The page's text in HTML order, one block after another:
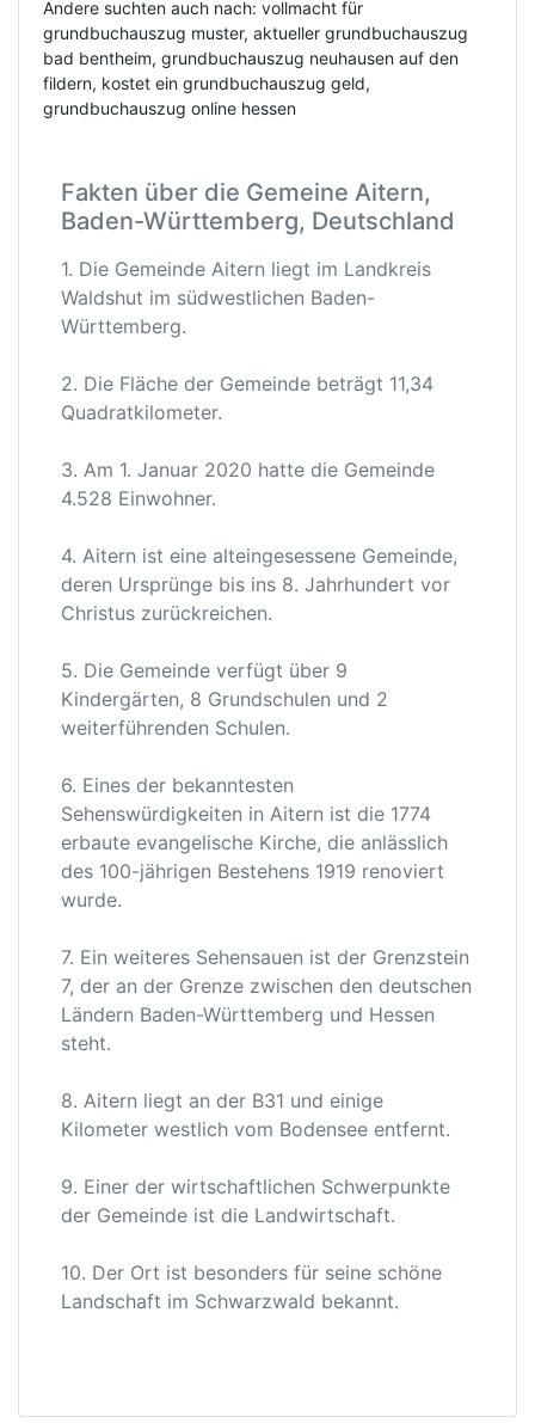
Andere suchten auch nach: vollmacht für
grundbuchauszug muster, aktueller grundbuchauszug
bad bentheim, grundbuchauszug neuhausen auf den
fildern, kostet ein grundbuchauszug geld,
grundbuchauszug online hessen
Fakten über die Gemeine Aitern,
Baden-Württemberg, Deutschland
1. Die Gemeinde Aitern liegt im Landkreis
Waldshut im südwestlichen Baden-
Württemberg.
2. Die Fläche der Gemeinde beträgt 11,34
Quadratkilometer.
3. Am 1. Januar 2020 hatte die Gemeinde
4.528 Einwohner.
4. Aitern ist eine alteingesessene Gemeinde,
deren Ursprünge bis ins 8. Jahrhundert vor
Christus zurückreichen.
5. Die Gemeinde verfügt über 9
Kindergärten, 8 Grundschulen und 2
weiterführenden Schulen.
6. Eines der bekanntesten
Sehenswürdigkeiten in Aitern ist die 1774
erbaute evangelische Kirche, die anlässlich
des 100-jährigen Bestehens 1919 renoviert
wurde.
7. Ein weiteres Sehensauen ist der Grenzstein
7, der an der Grenze zwischen den deutschen
Ländern Baden-Württemberg und Hessen
steht.
8. Aitern liegt an der B31 und einige
Kilometer westlich vom Bodensee entfernt.
9. Einer der wirtschaftlichen Schwerpunkte
der Gemeinde ist die Landwirtschaft.
10. Der Ort ist besonders für seine schöne
Landschaft im Schwarzwald bekannt.